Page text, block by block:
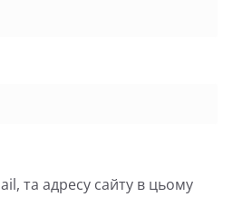
та адресу сайту в цьому